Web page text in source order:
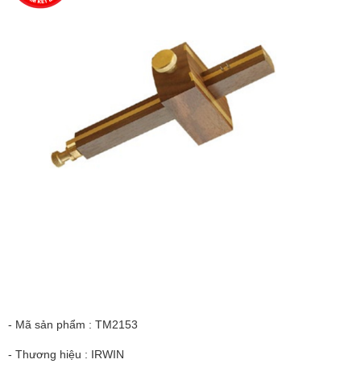
- Mã sản phẩm : TM2153
- Thương hiệu : IRWIN